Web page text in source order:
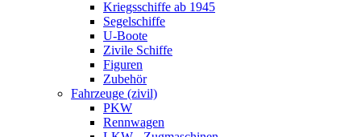
Kriegsschiffe ab 1945
Segelschiffe
U-Boote
Zivile Schiffe
Figuren
Zubehör
Fahrzeuge (zivil)
PKW
Rennwagen